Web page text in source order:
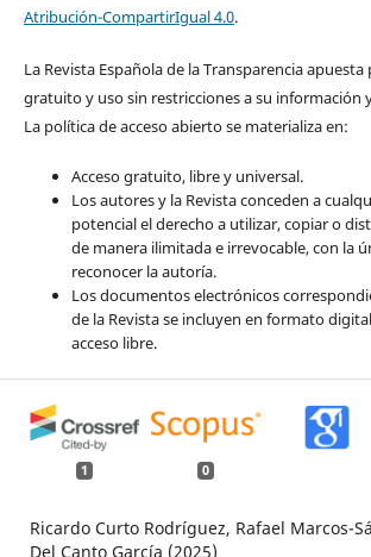
Atribución-CompartirIgual 4.0.
La Revista Española de la Transparencia apuesta
gratuito y uso sin restricciones a su información
La política de acceso abierto se materializa en:
Acceso gratuito, libre y universal.
Los autores y la Revista conceden a
potencial el derecho a utilizar, copiar o
de manera ilimitada e irrevocable, con la
reconocer la autoría.
Los documentos electrónicos
de la Revista se incluyen en formato
acceso libre.
1 0
Ricardo Curto Rodríguez, Rafael Marcos-
Del Canto García (2025)